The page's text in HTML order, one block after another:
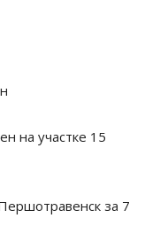
на участке 15
за 7